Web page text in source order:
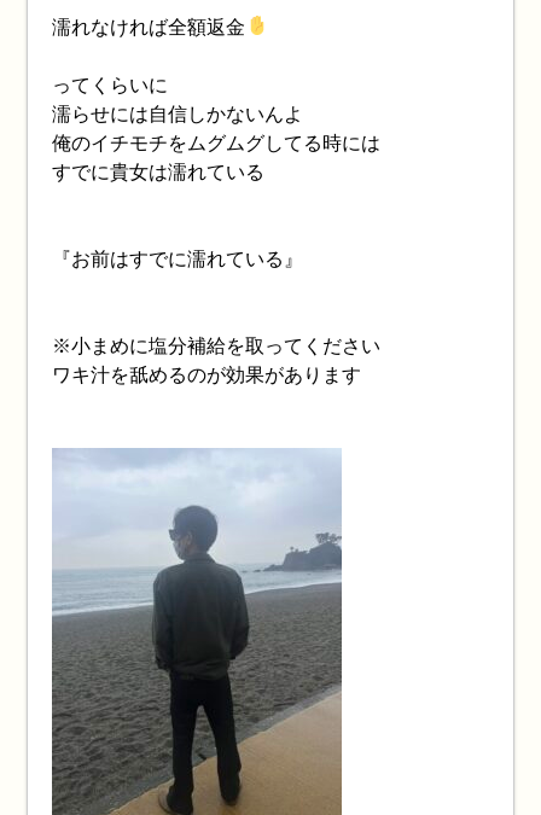
濡れなければ全額返金
ってくらいに
濡らせには自信しかないんよ
俺のイチモチをムグムグしてる時には
すでに貴女は濡れている
『お前はすでに濡れている』
※小まめに塩分補給を取ってください
ワキ汁を舐めるのが効果があります